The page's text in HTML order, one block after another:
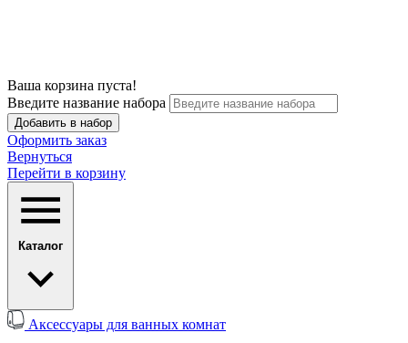
Ваша корзина пуста!
Введите название набора
Добавить в набор
Оформить заказ
Вернуться
Перейти в корзину
Каталог
Аксессуары для ванных комнат